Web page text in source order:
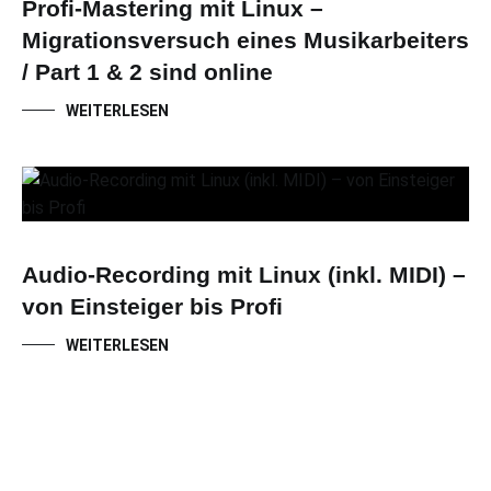
Profi-Mastering mit Linux –
Migrationsversuch eines Musikarbeiters
/ Part 1 & 2 sind online
WEITERLESEN
Audio-Recording mit Linux (inkl. MIDI) –
von Einsteiger bis Profi
WEITERLESEN